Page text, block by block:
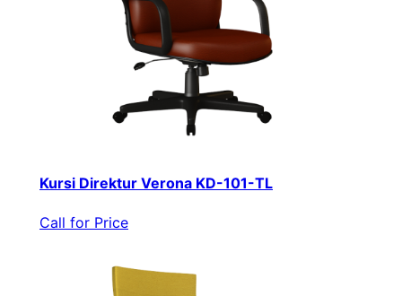
Kursi Direktur Verona KD-101-TL
Call for Price